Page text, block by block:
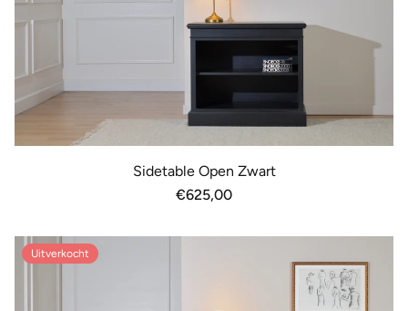
Sidetable Open Zwart
Normale
€625,00
Uitverkocht